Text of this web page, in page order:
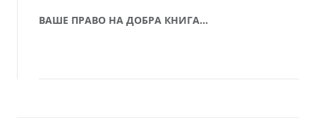
ВАШЕ ПРАВО НА ДОБРА КНИГА…